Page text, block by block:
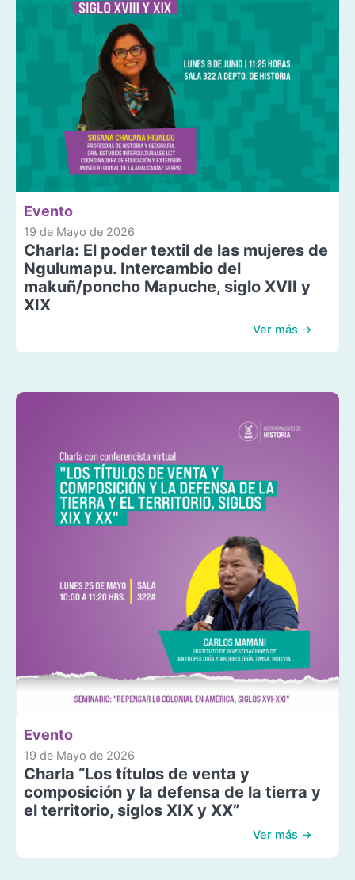
Evento
19 de Mayo de 2026
Charla: El poder textil de las mujeres de
Ngulumapu. Intercambio del
makuñ/poncho Mapuche, siglo XVII y
XIX
Ver más →
Evento
19 de Mayo de 2026
Charla “Los títulos de venta y
composición y la defensa de la tierra y
el territorio, siglos XIX y XX”
Ver más →